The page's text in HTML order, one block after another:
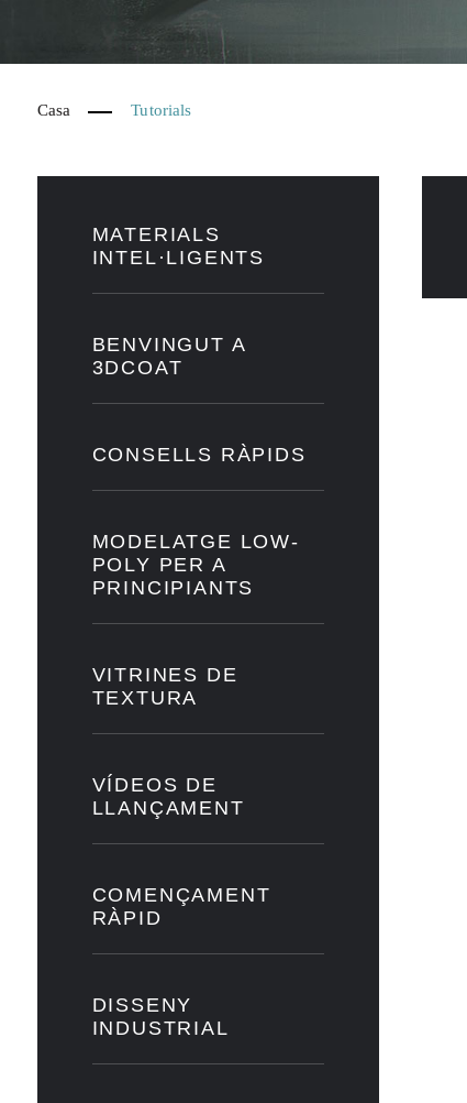
Casa Tutorials
MATERIALS
INTEL·LIGENTS
BENVINGUT A
3DCOAT
CONSELLS RÀPIDS
MODELATGE LOW-
POLY PER A
PRINCIPIANTS
VITRINES DE
TEXTURA
VÍDEOS DE
LLANÇAMENT
COMENÇAMENT
RÀPID
DISSENY
INDUSTRIAL